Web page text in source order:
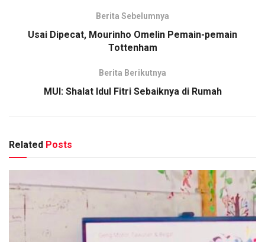
Berita Sebelumnya
Usai Dipecat, Mourinho Omelin Pemain-pemain
Tottenham
Berita Berikutnya
MUI: Shalat Idul Fitri Sebaiknya di Rumah
Related Posts